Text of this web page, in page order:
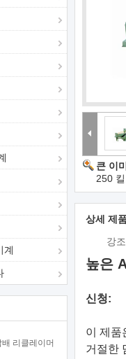
계
리클레이머
큰 이
250
상세 제
강
높은
신청:
이 제품
거절한